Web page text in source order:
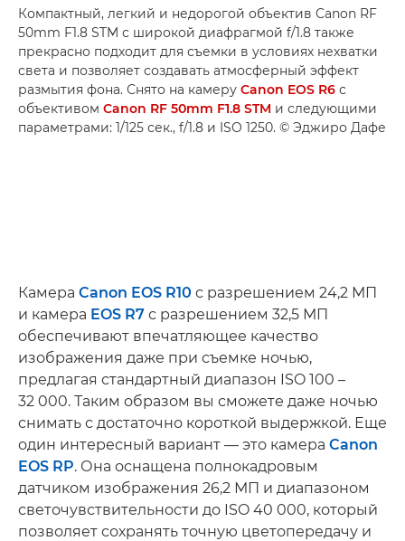
Компактный, легкий и недорогой объектив Canon RF
50mm F1.8 STM с широкой диафрагмой f/1.8 также
прекрасно подходит для съемки в условиях нехватки
света и позволяет создавать атмосферный эффект
размытия фона. Снято на камеру Canon EOS R6 с
объективом Canon RF 50mm F1.8 STM и следующими
параметрами: 1/125 сек., f/1.8 и ISO 1250. © Эджиро Дафе
Камера Canon EOS R10 с разрешением 24,2 МП
и камера EOS R7 с разрешением 32,5 МП
обеспечивают впечатляющее качество
изображения даже при съемке ночью,
предлагая стандартный диапазон ISO 100 –
32 000. Таким образом вы сможете даже ночью
снимать с достаточно короткой выдержкой. Еще
один интересный вариант — это камера Canon
EOS RP. Она оснащена полнокадровым
датчиком изображения 26,2 МП и диапазоном
светочувствительности до ISO 40 000, который
позволяет сохранять точную цветопередачу и